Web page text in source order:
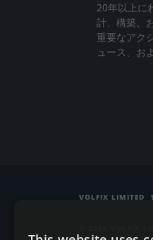
20年以上に
計、構築、
重要なアク
ュース、お
VOLFIX LIMITED
© 2026 VOLFIX